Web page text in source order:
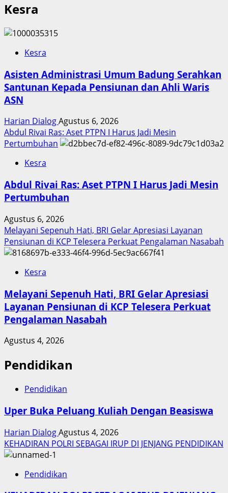
Kesra
Kesra
Asisten Administrasi Umum Badung Serahkan
Santunan Kepada Pensiunan dan Ahli Waris
ASN
Harian DialogAgustus 6, 2026
Abdul Rivai Ras: Aset PTPN I Harus Jadi Mesin
Pertumbuhan
Kesra
Abdul Rivai Ras: Aset PTPN I Harus Jadi Mesin
Pertumbuhan
Agustus 6, 2026
Melayani Sepenuh Hati, BRI Gelar Apresiasi Layanan
Pensiunan di KCP Telesera Perkuat Pengalaman Nasabah
Kesra
Melayani Sepenuh Hati, BRI Gelar Apresiasi
Layanan Pensiunan di KCP Telesera Perkuat
Pengalaman Nasabah
Agustus 4, 2026
Pendidikan
Pendidikan
Uper Buka Peluang Kuliah Dengan Beasiswa
Harian DialogAgustus 4, 2026
KEHADIRAN POLRI SEBAGAI IRUP DI JENJANG PENDIDIKAN
Pendidikan